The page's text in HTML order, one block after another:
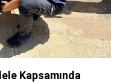
Youtube
Kapsamında